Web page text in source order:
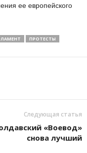
ее европейского
ПРОТЕСТЫ
Следующая статья
«Воевод»
снова лучший